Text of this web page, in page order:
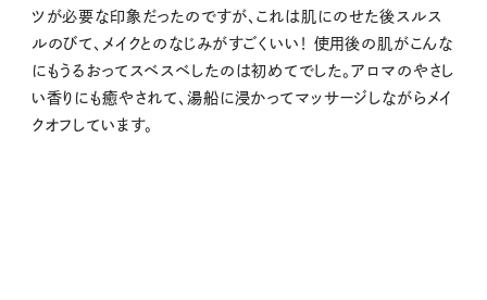
ツが必要な印象だったのですが、これは肌にのせた後スルス
ルのびて、メイクとのなじみがすごくいい！ 使用後の肌がこんな
にもうるおってスベスベしたのは初めてでした。アロマのやさし
い香りにも癒やされて、湯船に浸かってマッサージしながらメイ
クオフしています。